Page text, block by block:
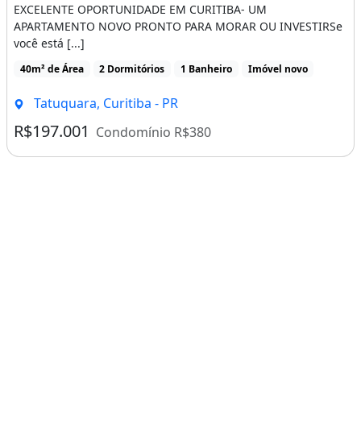
EXCELENTE OPORTUNIDADE EM CURITIBA- UM
APARTAMENTO NOVO PRONTO PARA MORAR OU INVESTIRSe
você está [...]
40m² de Área 2 Dormitórios 1 Banheiro Imóvel novo
Tatuquara, Curitiba - PR
R$197.001 Condomínio R$380